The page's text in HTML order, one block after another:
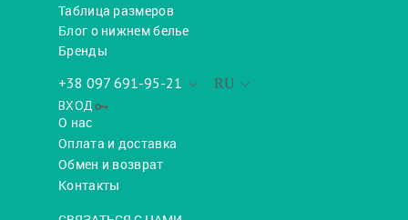
Таблица размеров
Блог о нижнем белье
Бренды
RU
+38 097 691-95-21
ВХОД
О нас
Оплата и доставка
Обмен и возврат
Контакты